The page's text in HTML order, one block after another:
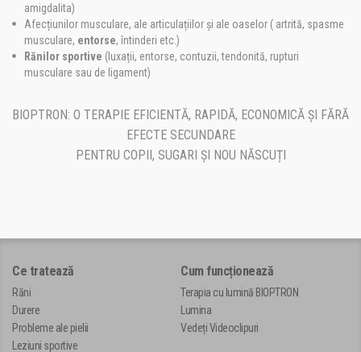
amigdalita)
Afecțiunilor musculare, ale articulațiilor și ale oaselor ( artrită, spasme
musculare, entorse, întinderi etc.)
Rănilor sportive (luxații, entorse, contuzii, tendonită, rupturi
musculare sau de ligament)
BIOPTRON: O TERAPIE EFICIENTĂ, RAPIDĂ, ECONOMICĂ ȘI FĂRĂ
EFECTE SECUNDARE
PENTRU COPII, SUGARI ȘI NOU NĂSCUȚI
Ce tratează
Răni
Durere
Probleme ale pielii
Leziuni sportive
Cum funcționează
Terapia cu lumină BIOPTRON
Lumina
Vedeți Videoclipuri